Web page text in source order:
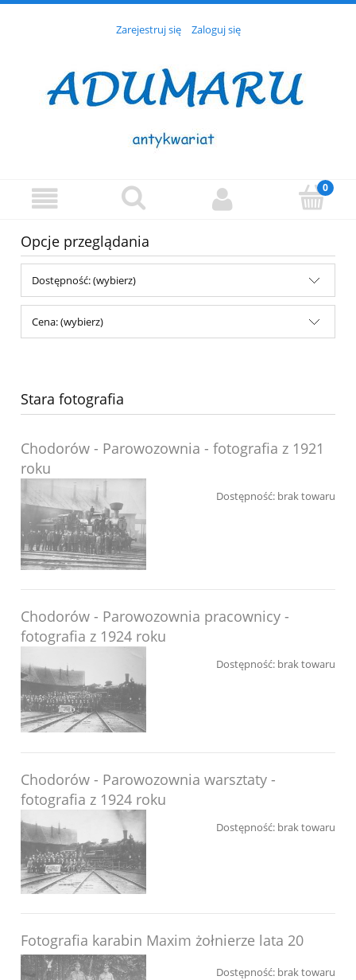
Zarejestruj się Zaloguj się
Opcje przeglądania
Dostępność: (wybierz)
Cena: (wybierz)
Stara fotografia
Chodorów - Parowozownia - fotografia z 1921
roku
Dostępność: brak towaru
Chodorów - Parowozownia pracownicy -
fotografia z 1924 roku
Dostępność: brak towaru
Chodorów - Parowozownia warsztaty -
fotografia z 1924 roku
Dostępność: brak towaru
Fotografia karabin Maxim żołnierze lata 20
Dostępność: brak towaru